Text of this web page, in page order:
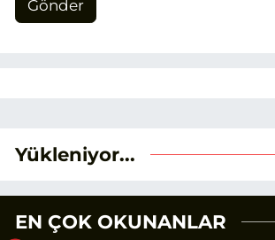
Gönder
Yükleniyor...
EN ÇOK OKUNANLAR